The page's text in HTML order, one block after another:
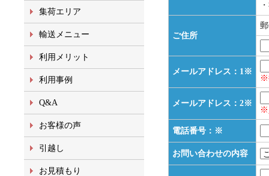
集荷エリア
輸送メニュー
利用メリット
利用事例
Q&A
お客様の声
引越し
お見積もり
ご住所
メールアドレス：1※
※
メールアドレス：2※
※
電話番号：※
お問い合わせの内容